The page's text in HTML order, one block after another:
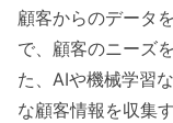
顧客からのデータ
で、顧客のニーズ
た、AIや機械学習
な顧客情報を収集